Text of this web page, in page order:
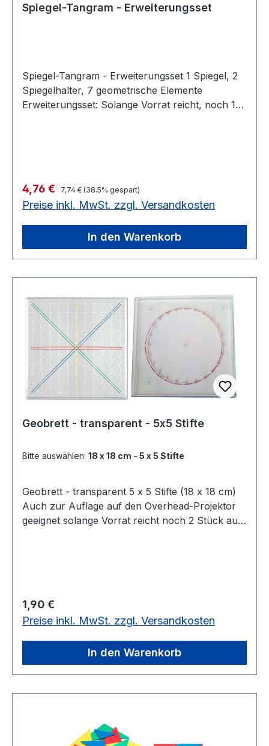
Spiegel-Tangram - Erweiterungsset
Spiegel-Tangram - Erweiterungsset 1 Spiegel, 2
Spiegelhalter, 7 geometrische Elemente
Erweiterungsset: Solange Vorrat reicht, noch 1
Verkaufspreis:
4,76 € Regulärer Preis:
7,74 € (38.5% gespart)
Preise inkl. MwSt. zzgl. Versandkosten
In den Warenkorb
Geobrett - transparent - 5x5 Stifte
Bitte auswählen: 18 x 18 cm - 5 x 5 Stifte
Geobrett - transparent 5 x 5 Stifte (18 x 18 cm)
Auch zur Auflage auf den Overhead-Projektor
geeignet solange Vorrat reicht noch 2 Stück auf
Regulärer Preis:
1,90 €
Preise inkl. MwSt. zzgl. Versandkosten
In den Warenkorb